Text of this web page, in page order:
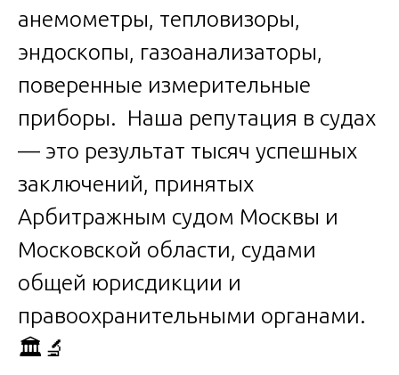
анемометры, тепловизоры,
эндоскопы, газоанализаторы,
поверенные измерительные
приборы. Наша репутация в судах
— это результат тысяч успешных
заключений, принятых
Арбитражным судом Москвы и
Московской области, судами
общей юрисдикции и
правоохранительными органами.
🏛️🔬